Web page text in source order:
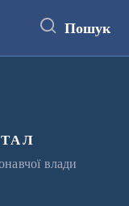
Пошук
влади